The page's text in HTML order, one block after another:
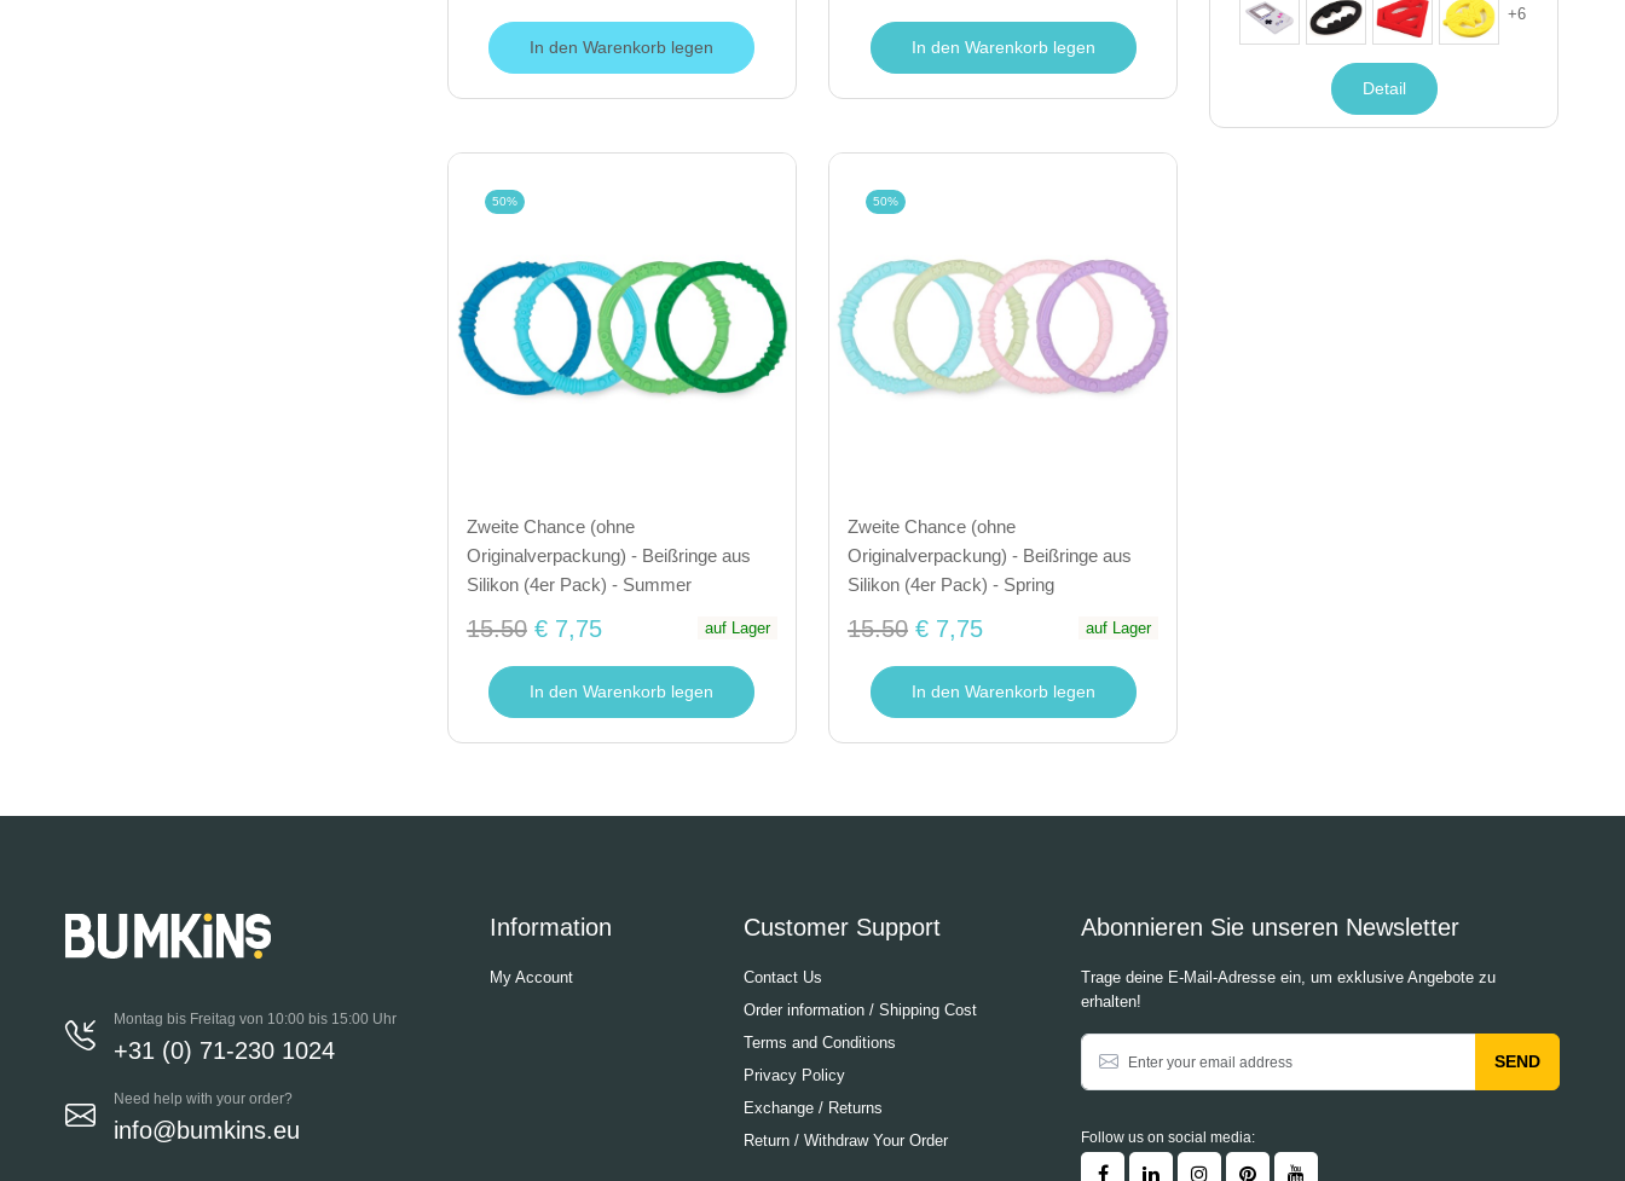
In den Warenkorb legen In den Warenkorb legen
+6
Detail
50%
Zweite Chance (ohne
Originalverpackung) - Beißringe aus
Silikon (4er Pack) - Summer
15.50 € 7,75 auf Lager
In den Warenkorb legen
50%
Zweite Chance (ohne
Originalverpackung) - Beißringe aus
Silikon (4er Pack) - Spring
15.50 € 7,75 auf Lager
In den Warenkorb legen
Montag bis Freitag von 10:00 bis 15:00 Uhr
+31 (0) 71-230 1024
Need help with your order?
info@bumkins.eu
Information
My Account
Customer Support
Contact Us
Order information / Shipping Cost
Terms and Conditions
Privacy Policy
Exchange / Returns
Return / Withdraw Your Order
Abonnieren Sie unseren Newsletter
Trage deine E-Mail-Adresse ein, um exklusive Angebote zu
erhalten!
SEND
Follow us on social media: